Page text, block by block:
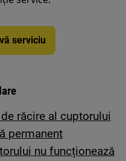
serviciu
răcire al cuptorului
permanent
nu funcționează